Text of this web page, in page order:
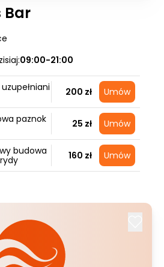
Bar
09:00-21:00
200 zł Umów
paznok
25 zł Umów
budowa
160 zł Umów